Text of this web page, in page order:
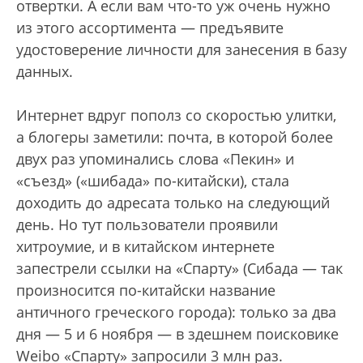
отвертки. А если вам что-то уж очень нужно
из этого ассортимента — предъявите
удостоверение личности для занесения в базу
данных.
Интернет вдруг пополз со скоростью улитки,
а блогеры заметили: почта, в которой более
двух раз упоминались слова «Пекин» и
«съезд» («шибада» по-китайски), стала
доходить до адресата только на следующий
день. Но тут пользователи проявили
хитроумие, и в китайском интернете
запестрели ссылки на «Спарту» (Сибада — так
произносится по-китайски название
античного греческого города): только за два
дня — 5 и 6 ноября — в здешнем поисковике
Weibo «Спарту» запросили 3 млн раз.